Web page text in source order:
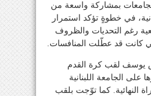
بمشاركة واسعة من
في خطوةٍ تؤكد استمرار
رغم التحديات والظروف
كانت قد عطّلت المنافسات.
يوسف لقب كرة القدم
على الجامعة اللبنانية
في المباراة النهائية. كما توّجت بلقب